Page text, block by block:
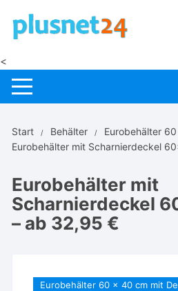
Inhalt
springen
<
Start Behälter
Eurobehälter
Eurobehälter mit Scharnierdeckel
Eurobehälter mit
Scharnierdeckel
– ab 32,95 €
Eurobehälter 60 x 40 cm mit